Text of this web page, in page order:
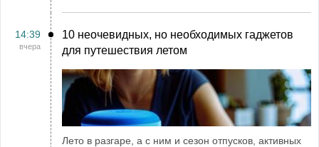
14:39
вчера
10 неочевидных, но необходимых гаджетов
для путешествия летом
Лето в разгаре, а с ним и сезон отпусков, активных